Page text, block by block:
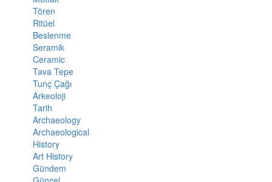
Tören
Ritüel
Beslenme
Seramik
Ceramic
Tava Tepe
Tunç Çağı
Arkeoloji
Tarih
Archaeology
Archaeological
History
Art History
Gündem